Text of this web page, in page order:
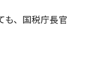
も、国税庁長官